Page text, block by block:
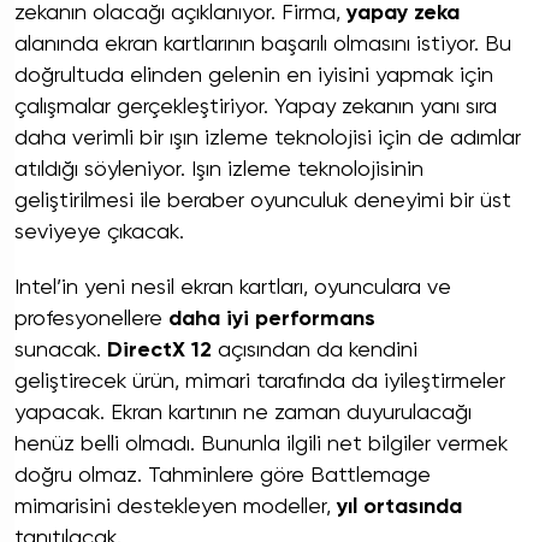
zekanın olacağı açıklanıyor. Firma,yapay zeka
alanında ekran kartlarının başarılı olmasını istiyor. Bu
doğrultuda elinden gelenin en iyisini yapmak için
çalışmalar gerçekleştiriyor. Yapay zekanın yanı sıra
daha verimli bir ışın izleme teknolojisi için de adımlar
atıldığı söyleniyor. Işın izleme teknolojisinin
geliştirilmesi ile beraber oyunculuk deneyimi bir üst
seviyeye çıkacak.
Intel’in yeni nesil ekran kartları, oyunculara ve
profesyonellere daha iyi performans
sunacak. DirectX 12 açısından da kendini
geliştirecek ürün, mimari tarafında da iyileştirmeler
yapacak. Ekran kartının ne zaman duyurulacağı
henüz belli olmadı. Bununla ilgili net bilgiler vermek
doğru olmaz. Tahminlere göre Battlemage
mimarisini destekleyen modeller,yıl ortasında